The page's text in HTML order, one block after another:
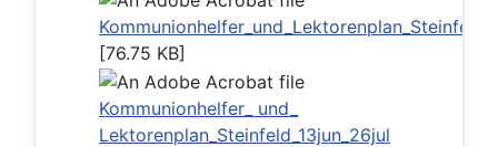
[76.75 KB]
Kommunionhelfer_ und_
Lektorenplan_Steinfeld_13jun_26jul